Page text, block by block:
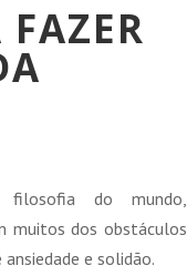
filosofia do mundo,
muitos dos obstáculos
e solidão.